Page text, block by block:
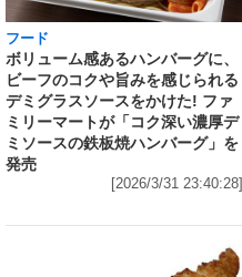
フード
ボリューム感あるハンバーグに、
ビーフのコクや旨みを感じられる
デミグラスソースをかけた! ファ
ミリーマートが「コク深い濃厚デ
ミソースの鉄板焼ハンバーグ」を
発売
[2026/3/31 23:40:28]